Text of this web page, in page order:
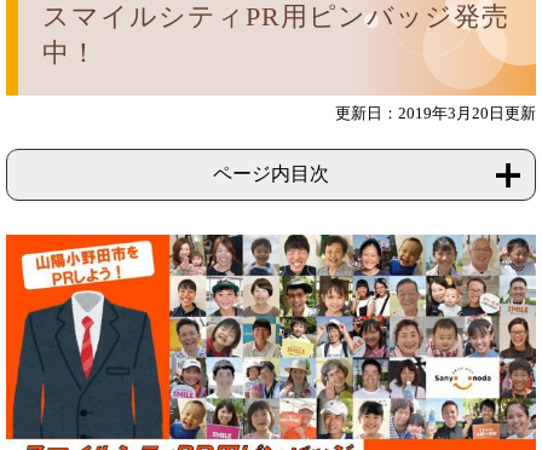
スマイルシティPR用ピンバッジ発売
中！
更新日：2019年3月20日更新
ページ内目次